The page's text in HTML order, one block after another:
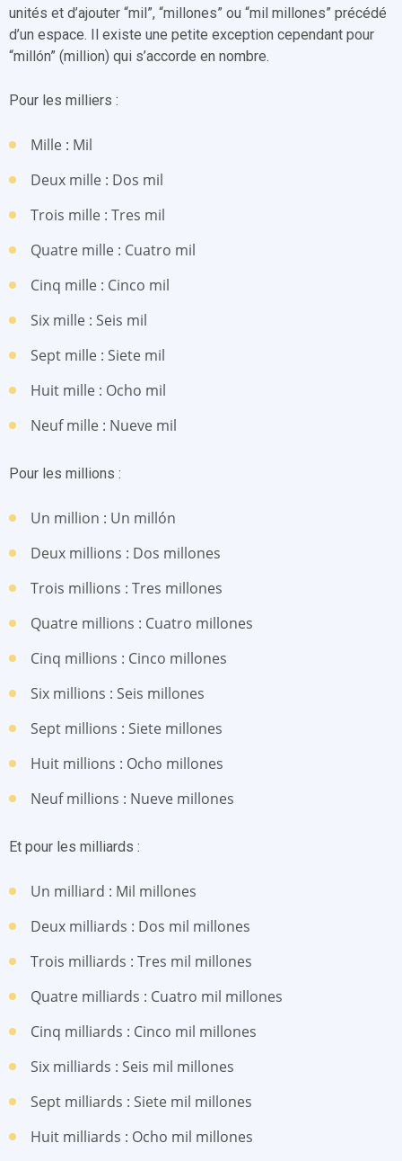
unités et d’ajouter “mil”, “millones” ou “mil millones” précédé
d’un espace. Il existe une petite exception cependant pour
“millón” (million) qui s’accorde en nombre.
Pour les milliers :
Mille : Mil
Deux mille : Dos mil
Trois mille : Tres mil
Quatre mille : Cuatro mil
Cinq mille : Cinco mil
Six mille : Seis mil
Sept mille : Siete mil
Huit mille : Ocho mil
Neuf mille : Nueve mil
Pour les millions :
Un million : Un millón
Deux millions : Dos millones
Trois millions : Tres millones
Quatre millions : Cuatro millones
Cinq millions : Cinco millones
Six millions : Seis millones
Sept millions : Siete millones
Huit millions : Ocho millones
Neuf millions : Nueve millones
Et pour les milliards :
Un milliard : Mil millones
Deux milliards : Dos mil millones
Trois milliards : Tres mil millones
Quatre milliards : Cuatro mil millones
Cinq milliards : Cinco mil millones
Six milliards : Seis mil millones
Sept milliards : Siete mil millones
Huit milliards : Ocho mil millones